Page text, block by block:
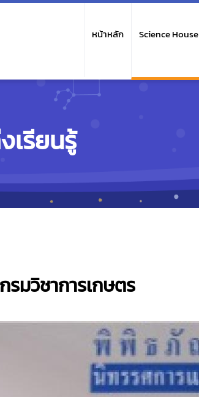
Main
navigation
หน้าหลัก Science House
เรียนรู้
มวิชาการเกษตร